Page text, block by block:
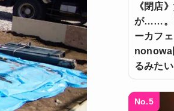
《閉店
が……。
ーカフ
nonowa
るみたい
No.5